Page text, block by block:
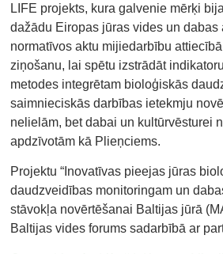
LIFE projekts, kura galvenie mērķi
dažādu Eiropas jūras vides un dabas
normatīvos aktu mijiedarbību
ziņošanu, lai spētu izstrādāt
metodes integrētam bioloģiskās
saimnieciskās darbības ietekmju
nelielām, bet dabai un kultūrvēsturei
apdzīvotām kā Plieņciems.
Projektu “Inovatīvas pieejas jūras
daudzveidības monitoringam un
stāvokļa novērtēšanai Baltijas jūrā
Baltijas vides forums sadarbībā ar